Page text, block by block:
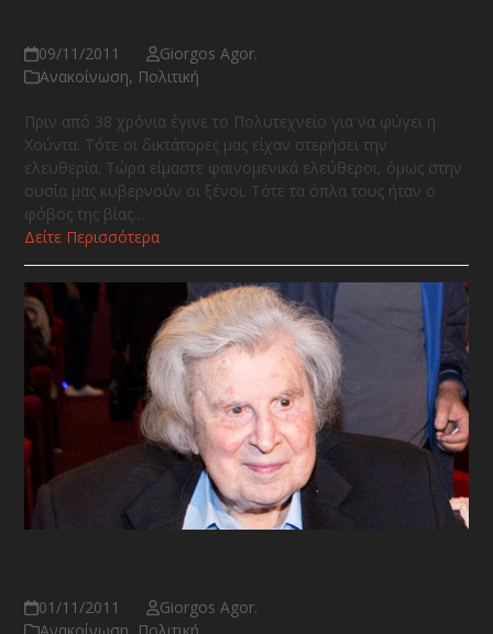
09/11/2011
Giorgos Agor.
Ανακοίνωση, Πολιτική
Πριν από 38 χρόνια έγινε το Πολυτεχνείο για να φύγει η
Χούντα. Τότε οι δικτάτορες μας είχαν στερήσει την
ελευθερία. Τώρα είμαστε φαινομενικά ελεύθεροι, όμως στην
ουσία μας κυβερνούν οι ξένοι. Τότε τα όπλα τους ήταν ο
φόβος της βίας…
Δείτε Περισσότερα
01/11/2011
Giorgos Agor.